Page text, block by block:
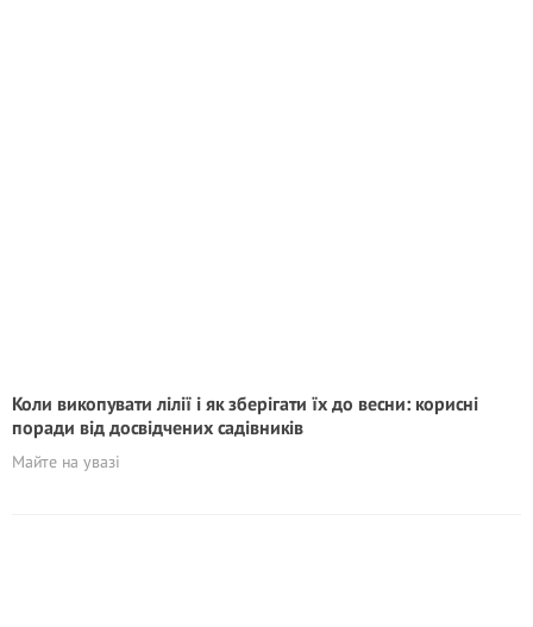
Коли викопувати лілії і як зберігати їх до весни: корисні
поради від досвідчених садівників
Майте на увазі